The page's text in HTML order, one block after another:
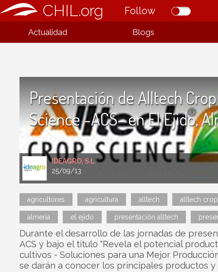
CHIL.org Follow
Actualidad Blogs
IDEAGRO, S.L.
25/09/13
Presentación de Alltech Crop
Science -ACS- en El Ejido,
agricultores agricultura alltech alltech
almeria el ejido presentación alltech
Durante el desarrollo de las jornadas de
ACS y bajo el titulo "Revela el potencial
cultivos - Soluciones para una Mejor
se darán a conocer los principales productos y